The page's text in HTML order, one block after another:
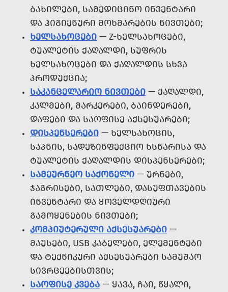
ᲑᲐᲮᲘᲚᲔᲑᲘ, ᲡᲐᲛᲔᲓᲘᲪᲘᲜᲝ ᲘᲜᲕᲔᲜᲢᲐᲠᲘ
ᲓᲐ ᲰᲘᲒᲘᲔᲜᲣᲠᲘ ᲛᲝᲮᲛᲐᲠᲔᲑᲘᲡ ᲜᲘᲕᲗᲔᲑᲘ;
ᲮᲔᲚᲡᲐᲮᲝᲪᲔᲑᲘ — Z-ᲮᲔᲚᲡᲐᲮᲝᲪᲔᲑᲘ,
ᲢᲣᲐᲚᲔᲢᲘᲡ ᲥᲐᲦᲐᲚᲓᲘ, ᲡᲣᲤᲠᲘᲡ
ᲮᲔᲚᲡᲐᲮᲝᲪᲔᲑᲘ ᲓᲐ ᲥᲐᲦᲐᲚᲓᲘᲡ ᲡᲮᲕᲐ
ᲞᲠᲝᲓᲣᲥᲪᲘᲐ;
ᲡᲐᲙᲐᲜᲪᲔᲚᲐᲠᲘᲝ ᲜᲘᲕᲗᲔᲑᲘ — ᲥᲐᲦᲐᲚᲓᲘ,
ᲙᲐᲚᲛᲔᲑᲘ, ᲛᲐᲠᲙᲔᲠᲔᲑᲘ, ᲑᲐᲘᲜᲓᲔᲠᲔᲑᲘ,
ᲓᲐᲤᲔᲑᲘ ᲓᲐ ᲡᲐᲝᲤᲘᲡᲔ ᲐᲥᲡᲔᲡᲣᲐᲠᲔᲑᲘ;
ᲓᲘᲡᲞᲔᲜᲡᲔᲠᲔᲑᲘ — ᲮᲔᲚᲡᲐᲮᲝᲪᲘᲡ,
ᲡᲐᲞᲜᲘᲡ, ᲡᲐᲓᲔᲖᲘᲜᲤᲔᲥᲪᲘᲝ ᲮᲡᲜᲐᲠᲘᲡᲐ ᲓᲐ
ᲢᲣᲐᲚᲔᲢᲘᲡ ᲥᲐᲦᲐᲚᲓᲘᲡ ᲓᲘᲡᲞᲔᲜᲡᲔᲠᲔᲑᲘ;
ᲡᲐᲛᲔᲣᲠᲜᲔᲝ ᲡᲐᲥᲝᲜᲔᲚᲘ — ᲣᲠᲜᲔᲑᲘ,
ᲯᲐᲒᲠᲘᲡᲔᲑᲘ, ᲡᲐᲗᲚᲔᲑᲘ, ᲓᲐᲡᲣᲤᲗᲐᲕᲔᲑᲘᲡ
ᲘᲜᲕᲔᲜᲢᲐᲠᲘ ᲓᲐ ᲧᲝᲕᲔᲚᲓᲦᲘᲣᲠᲘ
ᲒᲐᲛᲝᲧᲔᲜᲔᲑᲘᲡ ᲜᲘᲕᲗᲔᲑᲘ;
ᲙᲝᲛᲞᲘᲣᲢᲔᲠᲣᲚᲘ ᲐᲥᲡᲔᲡᲣᲐᲠᲔᲑᲘ —
ᲛᲐᲣᲡᲔᲑᲘ, USB ᲙᲐᲑᲔᲚᲔᲑᲘ, ᲔᲚᲔᲛᲔᲜᲢᲔᲑᲘ
ᲓᲐ ᲢᲔᲥᲜᲘᲙᲣᲠᲘ ᲐᲥᲡᲔᲡᲣᲐᲠᲔᲑᲘ ᲡᲐᲛᲣᲨᲐᲝ
ᲡᲘᲕᲠᲪᲔᲔᲑᲘᲡᲗᲕᲘᲡ;
ᲡᲐᲝᲤᲘᲡᲔ ᲙᲕᲔᲑᲐ — ᲧᲐᲕᲐ, ᲩᲐᲘ, ᲬᲧᲐᲚᲘ,